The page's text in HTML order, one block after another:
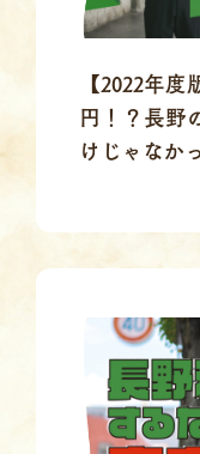
【2022年
円！？長野
けじゃなか